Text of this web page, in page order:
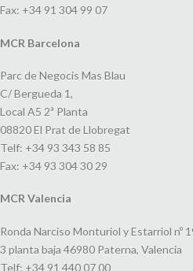
Fax: +34 91 304 99 07
MCR Barcelona
Parc de Negocis Mas Blau
C/ Bergueda 1,
Local A5 2ª Planta
08820 El Prat de Llobregat
Telf: +34 93 343 58 85
Fax: +34 93 304 30 29
MCR Valencia
Ronda Narciso Monturiol y Estarriol nº
3 planta baja 46980 Paterna, Valencia
Telf: +34 91 440 07 00